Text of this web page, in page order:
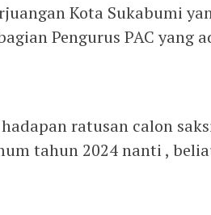
Kota Sukabumi
Pengurus PAC
ratusan calon
tahun 2024 nanti ,